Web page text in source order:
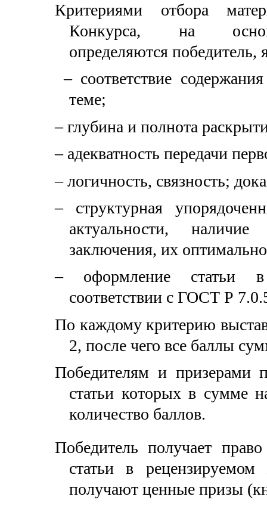
Критериями отбора
Конкурса, на
определяются победитель,
– соответствие
теме;
– глубина и полнота
– адекватность передачи
– логичность, связность;
– структурная
актуальности,
заключения, их
– оформление статьи в
соответствии с ГОСТ Р
По каждому критерию
2, после чего все баллы
Победителям и призерами
статьи которых в сумме
количество баллов.
Победитель получает
статьи в
получают ценные призы